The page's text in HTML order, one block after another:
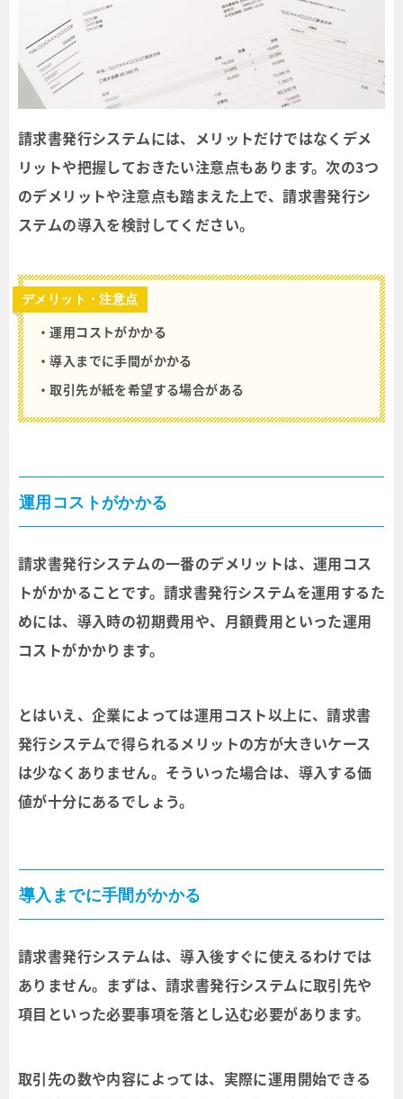
請求書発行システムには、メリットだけではなくデメ
リットや把握しておきたい注意点もあります。次の3つ
のデメリットや注意点も踏まえた上で、請求書発行シ
ステムの導入を検討してください。
デメリット・注意点
・運用コストがかかる
・導入までに手間がかかる
・取引先が紙を希望する場合がある
運用コストがかかる
請求書発行システムの一番のデメリットは、運用コス
トがかかることです。請求書発行システムを運用するた
めには、導入時の初期費用や、月額費用といった運用
コストがかかります。
とはいえ、企業によっては運用コスト以上に、請求書
発行システムで得られるメリットの方が大きいケース
は少なくありません。そういった場合は、導入する価
値が十分にあるでしょう。
導入までに手間がかかる
請求書発行システムは、導入後すぐに使えるわけでは
ありません。まずは、請求書発行システムに取引先や
項目といった必要事項を落とし込む必要があります。
取引先の数や内容によっては、実際に運用開始できる